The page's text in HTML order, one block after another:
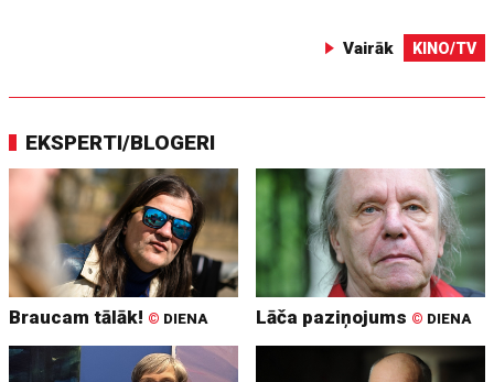
Vairāk KINO/TV
EKSPERTI/BLOGERI
Braucam tālāk! © DIENA Lāča paziņojums © DIENA